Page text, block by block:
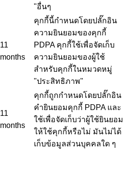
"อื่นๆ
11
months
คุกกี้นี้กำหนดโดยปลั๊กอิน
ความยินยอมของคุกกี้
PDPA คุกกี้ใช้เพื่อจัดเก็บ
ความยินยอมของผู้ใช้
สำหรับคุกกี้ในหมวดหมู่
"ประสิทธิภาพ"
11
months
คุกกี้ถูกกำหนดโดยปลั๊กอิน
คำยินยอมคุกกี้ PDPA และ
ใช้เพื่อจัดเก็บว่าผู้ใช้ยินยอม
ให้ใช้คุกกี้หรือไม่ มันไม่ได้
เก็บข้อมูลส่วนบุคคลใด ๆ